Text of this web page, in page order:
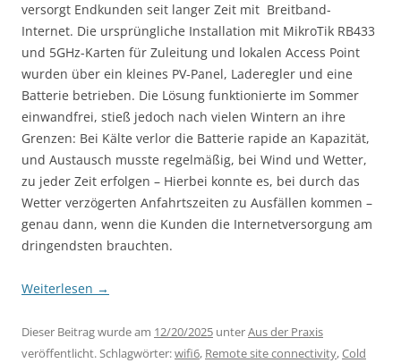
versorgt Endkunden seit langer Zeit mit Breitband-
Internet. Die ursprüngliche Installation mit MikroTik RB433
und 5GHz-Karten für Zuleitung und lokalen Access Point
wurden über ein kleines PV-Panel, Laderegler und eine
Batterie betrieben. Die Lösung funktionierte im Sommer
einwandfrei, stieß jedoch nach vielen Wintern an ihre
Grenzen: Bei Kälte verlor die Batterie rapide an Kapazität,
und Austausch musste regelmäßig, bei Wind und Wetter,
zu jeder Zeit erfolgen – Hierbei konnte es, bei durch das
Wetter verzögerten Anfahrtszeiten zu Ausfällen kommen –
genau dann, wenn die Kunden die Internetversorgung am
dringendsten brauchten.
Weiterlesen →
Dieser Beitrag wurde am 12/20/2025 unterAus der Praxis
veröffentlicht. Schlagwörter:wifi6, Remote site connectivity,Cold